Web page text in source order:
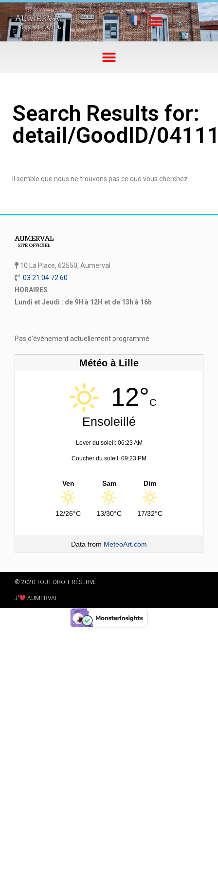
Search Results for:
detail/GoodID/
Il semble que nous ne trouvons pas ce que vous cherchez.
10 La Place, 62550, Aumerval
03 21 04 72 60
HORAIRES
Lundi et Jeudi : de 9H à 12H et de 13h à 16h
Pas d'événement actuellement programmé.
Météo à Lille
12°C
Ensoleillé
Lever du soleil: 06:23 AM
Coucher du soleil: 09:23 PM
Ven
12/26°C
Sam
13/30°C
Dim
17/32°C
Data from MeteoArt.com
© 2020 TOUT DROIT RÉSERVÉ
J' AUMERVAL